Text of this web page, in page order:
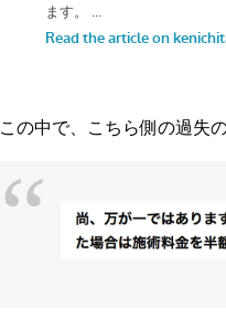
この中で、こちら側の過失